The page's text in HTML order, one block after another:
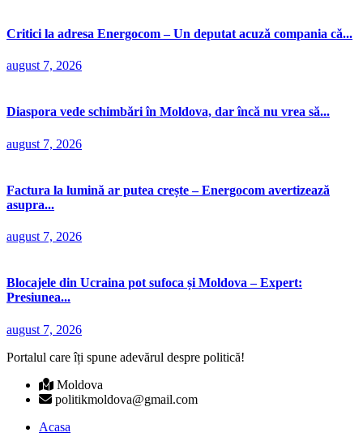
Critici la adresa Energocom – Un deputat acuză compania că...
august 7, 2026
Diaspora vede schimbări în Moldova, dar încă nu vrea să...
august 7, 2026
Factura la lumină ar putea crește – Energocom avertizează
asupra...
august 7, 2026
Blocajele din Ucraina pot sufoca și Moldova – Expert:
Presiunea...
august 7, 2026
Portalul care îți spune adevărul despre politică!
Moldova
politikmoldova@gmail.com
Acasa